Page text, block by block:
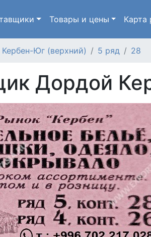
Товары и цены Карта
Кербен-Юг (верхний) 5 ряд 28
Дордой